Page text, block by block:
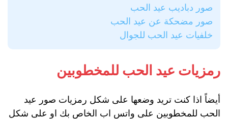
صور دباديب عيد الحب
صور مضحكة عن عيد الحب
خلفيات عيد الحب للجوال
رمزيات عيد الحب للمخطوبين
أيضاً اذا كنت تريد وضعها على شكل رمزيات صور عيد
الحب للمخطوبين على واتس اب الخاص بك او على شكل